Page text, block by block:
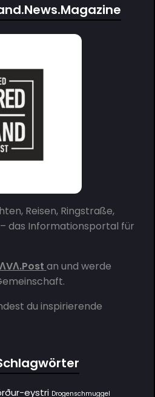
Reisen, Ringstraße,
das Informationsportal für
an und werde
.
du inspirierende
eystri Drogenschmuggel